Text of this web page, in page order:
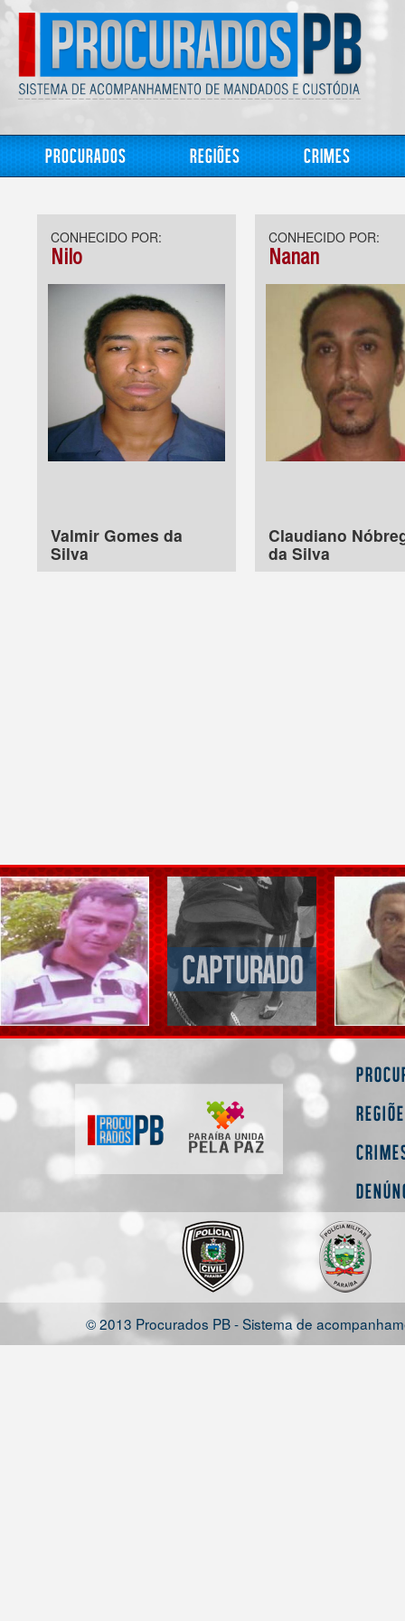
Procurados Regiões Crimes
CONHECIDO POR:
Nilo
Valmir Gomes da
Silva
CONHECIDO POR:
Nanan
Claudiano
da Silva
© 2013 Procurados PB - Sistema de